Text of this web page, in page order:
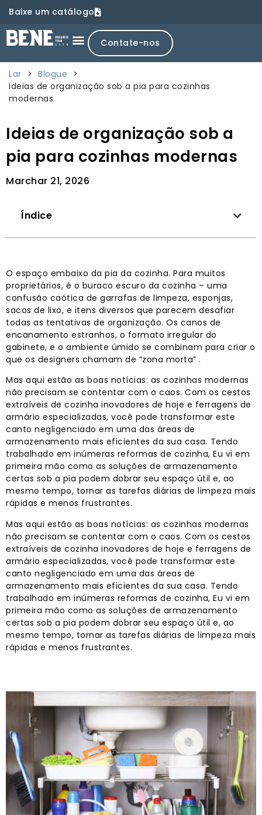
Baixe um catálogo
Contate-nos
Lar > Blogue >
Ideias de organização sob a pia para cozinhas
modernas
Ideias de organização sob a
pia para cozinhas modernas
Marchar 21, 2026
Índice
O espaço embaixo da pia da cozinha. Para muitos
proprietários, é o buraco escuro da cozinha – uma
confusão caótica de garrafas de limpeza, esponjas,
sacos de lixo, e itens diversos que parecem desafiar
todas as tentativas de organização. Os canos de
encanamento estranhos, o formato irregular do
gabinete, e o ambiente úmido se combinam para criar o
que os designers chamam de “zona morta” .
Mas aqui estão as boas notícias: as cozinhas modernas
não precisam se contentar com o caos. Com os cestos
extraíveis de cozinha inovadores de hoje e ferragens de
armário especializadas, você pode transformar este
canto negligenciado em uma das áreas de
armazenamento mais eficientes da sua casa. Tendo
trabalhado em inúmeras reformas de cozinha, Eu vi em
primeira mão como as soluções de armazenamento
certas sob a pia podem dobrar seu espaço útil e, ao
mesmo tempo, tornar as tarefas diárias de limpeza mais
rápidas e menos frustrantes.
Mas aqui estão as boas notícias: as cozinhas modernas
não precisam se contentar com o caos. Com os cestos
extraíveis de cozinha inovadores de hoje e ferragens de
armário especializadas, você pode transformar este
canto negligenciado em uma das áreas de
armazenamento mais eficientes da sua casa. Tendo
trabalhado em inúmeras reformas de cozinha, Eu vi em
primeira mão como as soluções de armazenamento
certas sob a pia podem dobrar seu espaço útil e, ao
mesmo tempo, tornar as tarefas diárias de limpeza mais
rápidas e menos frustrantes.